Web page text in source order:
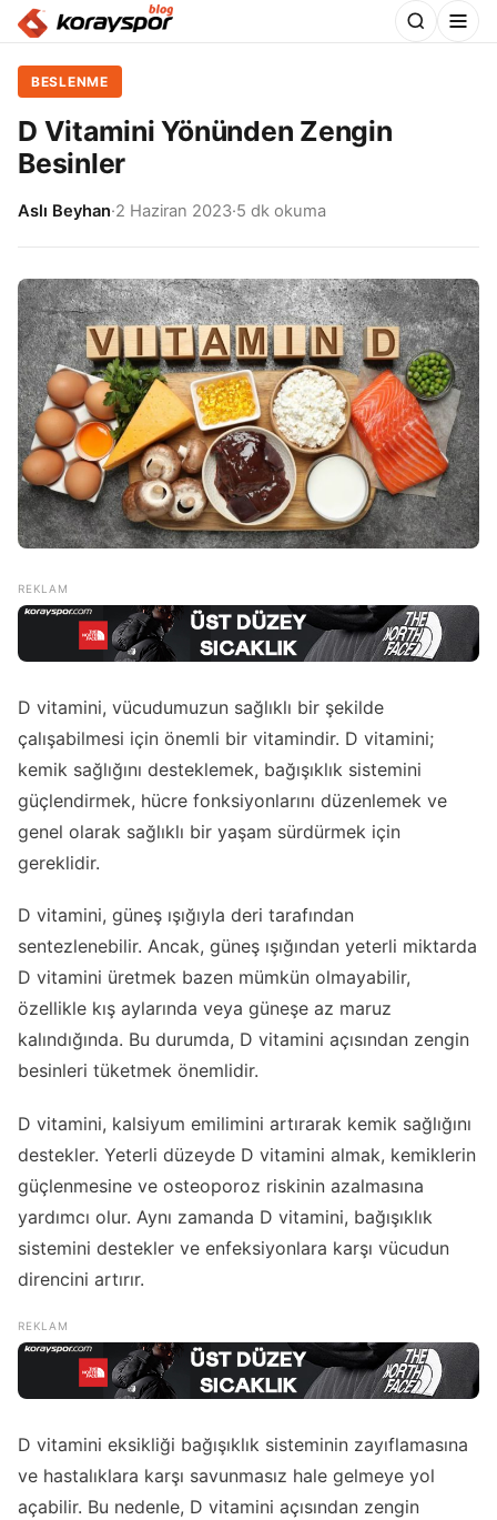
BESLENME
D Vitamini Yönünden Zengin
Besinler
Aslı Beyhan·2 Haziran 2023·5 dk okuma
D vitamini, vücudumuzun sağlıklı bir şekilde
çalışabilmesi için önemli bir vitamindir. D vitamini;
kemik sağlığını desteklemek, bağışıklık sistemini
güçlendirmek, hücre fonksiyonlarını düzenlemek ve
genel olarak sağlıklı bir yaşam sürdürmek için
gereklidir.
D vitamini, güneş ışığıyla deri tarafından
sentezlenebilir. Ancak, güneş ışığından yeterli miktarda
D vitamini üretmek bazen mümkün olmayabilir,
özellikle kış aylarında veya güneşe az maruz
kalındığında. Bu durumda, D vitamini açısından zengin
besinleri tüketmek önemlidir.
D vitamini, kalsiyum emilimini artırarak kemik sağlığını
destekler. Yeterli düzeyde D vitamini almak, kemiklerin
güçlenmesine ve osteoporoz riskinin azalmasına
yardımcı olur. Aynı zamanda D vitamini, bağışıklık
sistemini destekler ve enfeksiyonlara karşı vücudun
direncini artırır.
D vitamini eksikliği bağışıklık sisteminin zayıflamasına
ve hastalıklara karşı savunmasız hale gelmeye yol
açabilir. Bu nedenle, D vitamini açısından zengin